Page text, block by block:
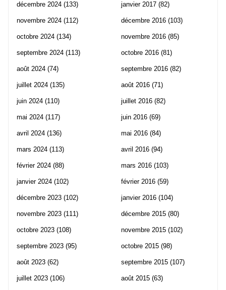
décembre 2024 (133)
novembre 2024 (112)
octobre 2024 (134)
septembre 2024 (113)
août 2024 (74)
juillet 2024 (135)
juin 2024 (110)
mai 2024 (117)
avril 2024 (136)
mars 2024 (113)
février 2024 (88)
janvier 2024 (102)
décembre 2023 (102)
novembre 2023 (111)
octobre 2023 (108)
septembre 2023 (95)
août 2023 (62)
juillet 2023 (106)
janvier 2017 (82)
décembre 2016 (103)
novembre 2016 (85)
octobre 2016 (81)
septembre 2016 (82)
août 2016 (71)
juillet 2016 (82)
juin 2016 (69)
mai 2016 (84)
avril 2016 (94)
mars 2016 (103)
février 2016 (59)
janvier 2016 (104)
décembre 2015 (80)
novembre 2015 (102)
octobre 2015 (98)
septembre 2015 (107)
août 2015 (63)